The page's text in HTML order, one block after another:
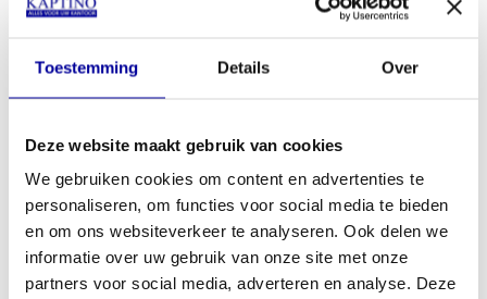
Toestemming Details Over
Deze website maakt gebruik van cookies
We gebruiken cookies om content en advertenties te
personaliseren, om functies voor social media te bieden
en om ons websiteverkeer te analyseren. Ook delen we
informatie over uw gebruik van onze site met onze
partners voor social media, adverteren en analyse. Deze
Optie draadloze display:
Optie Bluetooth sensor: